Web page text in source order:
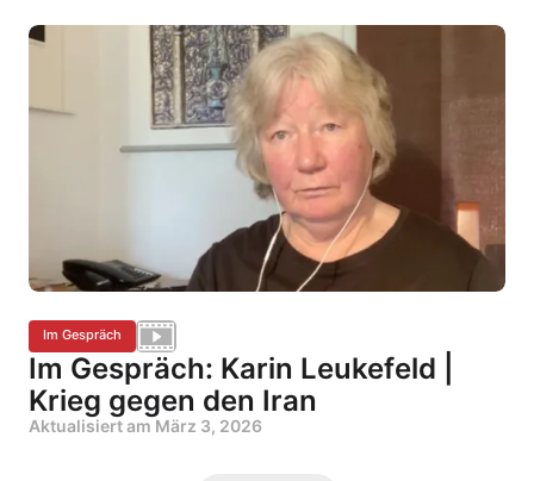
Im Gespräch
Im Gespräch: Karin Leukefeld |
Krieg gegen den Iran
Aktualisiert am März 3, 2026